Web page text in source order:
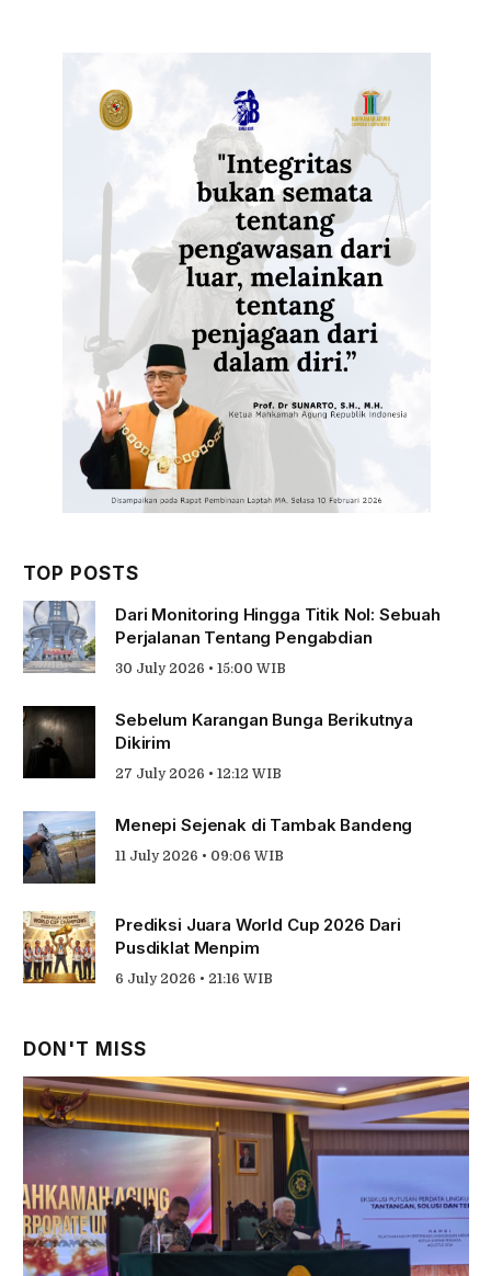
TOP POSTS
Dari Monitoring Hingga Titik Nol: Sebuah
Perjalanan Tentang Pengabdian
30 July 2026 • 15:00 WIB
Sebelum Karangan Bunga Berikutnya
Dikirim
27 July 2026 • 12:12 WIB
Menepi Sejenak di Tambak Bandeng
11 July 2026 • 09:06 WIB
Prediksi Juara World Cup 2026 Dari
Pusdiklat Menpim
6 July 2026 • 21:16 WIB
DON'T MISS